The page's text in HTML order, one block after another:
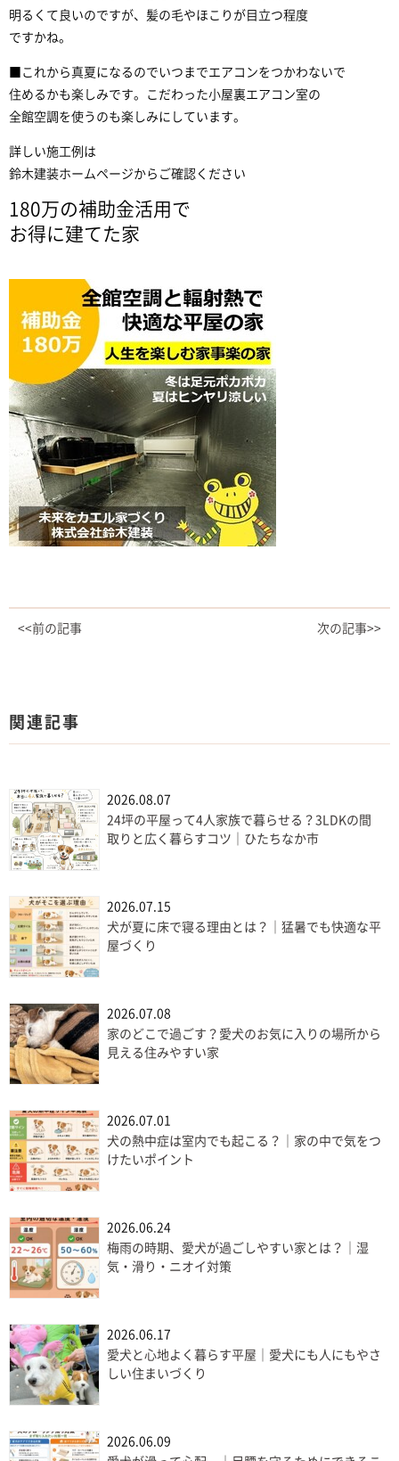
明るくて良いのですが、髪の毛やほこりが目立つ程度
ですかね。
■これから真夏になるのでいつまでエアコンをつかわないで
住めるかも楽しみです。こだわった小屋裏エアコン室の
全館空調を使うのも楽しみにしています。
詳しい施工例は
鈴木建装ホームページからご確認ください
180万の補助金活用で
お得に建てた家
<<前の記事 次の記事>>
関連記事
2026.08.07
24坪の平屋って4人家族で暮らせる？3LDKの間
取りと広く暮らすコツ｜ひたちなか市
2026.07.15
犬が夏に床で寝る理由とは？｜猛暑でも快適な平
屋づくり
2026.07.08
家のどこで過ごす？愛犬のお気に入りの場所から
見える住みやすい家
2026.07.01
犬の熱中症は室内でも起こる？｜家の中で気をつ
けたいポイント
2026.06.24
梅雨の時期、愛犬が過ごしやすい家とは？｜湿
気・滑り・ニオイ対策
2026.06.17
愛犬と心地よく暮らす平屋｜愛犬にも人にもやさ
しい住まいづくり
2026.06.09